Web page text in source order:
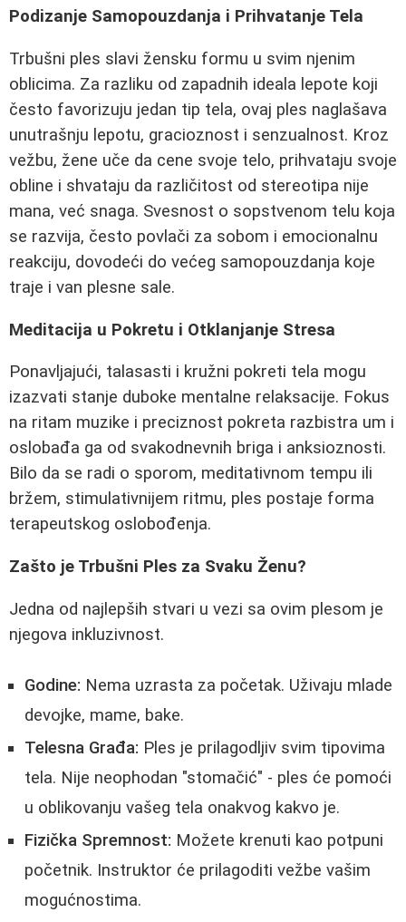
Podizanje Samopouzdanja i Prihvatanje Tela
Trbušni ples slavi žensku formu u svim njenim
oblicima. Za razliku od zapadnih ideala lepote koji
često favorizuju jedan tip tela, ovaj ples naglašava
unutrašnju lepotu, gracioznost i senzualnost. Kroz
vežbu, žene uče da cene svoje telo, prihvataju svoje
obline i shvataju da različitost od stereotipa nije
mana, već snaga. Svesnost o sopstvenom telu koja
se razvija, često povlači za sobom i emocionalnu
reakciju, dovodeći do većeg samopouzdanja koje
traje i van plesne sale.
Meditacija u Pokretu i Otklanjanje Stresa
Ponavljajući, talasasti i kružni pokreti tela mogu
izazvati stanje duboke mentalne relaksacije. Fokus
na ritam muzike i preciznost pokreta razbistra um i
oslobađa ga od svakodnevnih briga i anksioznosti.
Bilo da se radi o sporom, meditativnom tempu ili
bržem, stimulativnijem ritmu, ples postaje forma
terapeutskog oslobođenja.
Zašto je Trbušni Ples za Svaku Ženu?
Jedna od najlepših stvari u vezi sa ovim plesom je
njegova inkluzivnost.
Godine: Nema uzrasta za početak. Uživaju mlade
devojke, mame, bake.
Telesna Građa: Ples je prilagodljiv svim tipovima
tela. Nije neophodan "stomačić" - ples će pomoći
u oblikovanju vašeg tela onakvog kakvo je.
Fizička Spremnost: Možete krenuti kao potpuni
početnik. Instruktor će prilagoditi vežbe vašim
mogućnostima.